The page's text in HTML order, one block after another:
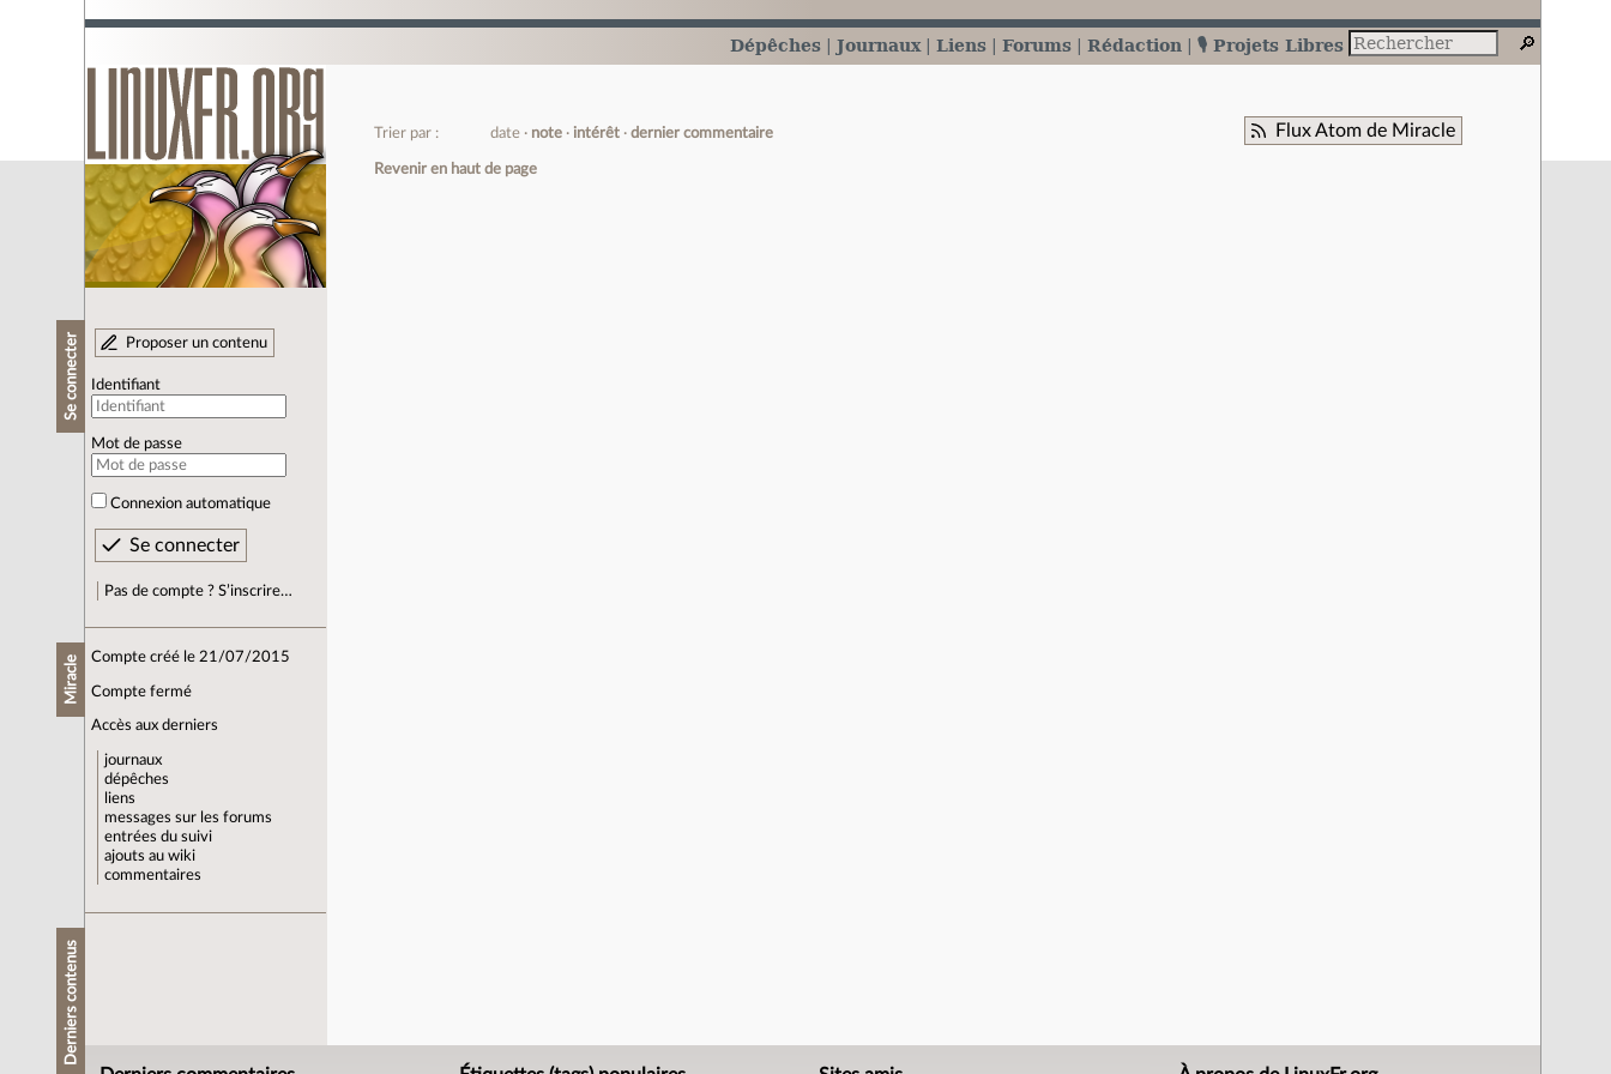
Dépêches Journaux Liens Forums Rédaction 🎙️ Projets Libres
Se connecter Proposer un contenu
Identifiant
Mot de passe
Connexion automatique
Pas de compte ? S’inscrire…
Miracle Compte créé le 21/07/2015
Compte fermé
Accès aux derniers
journaux
dépêches
liens
messages sur les forums
entrées du suivi
ajouts au wiki
commentaires
Derniers contenus
Flux Atom de Miracle
Trier par : date note intérêt dernier commentaire
Revenir en haut de page